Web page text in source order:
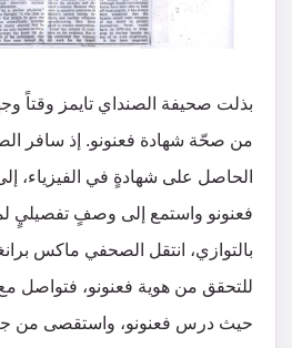
بذلت صحيفة الصنداي تايمز وقتاً
من صحّة شهادة فعنونو. إذ سافر
الحاصل على شهادةٍ في الفيزياء، إلى
فعنونو واستمع إلى وصفٍ تفصيليٍ
بالتوازي، انتقل الصحفي ماكس
للتحقق من هوية فعنونو، فتواصل
حيث درس فعنونو، واستقصى من